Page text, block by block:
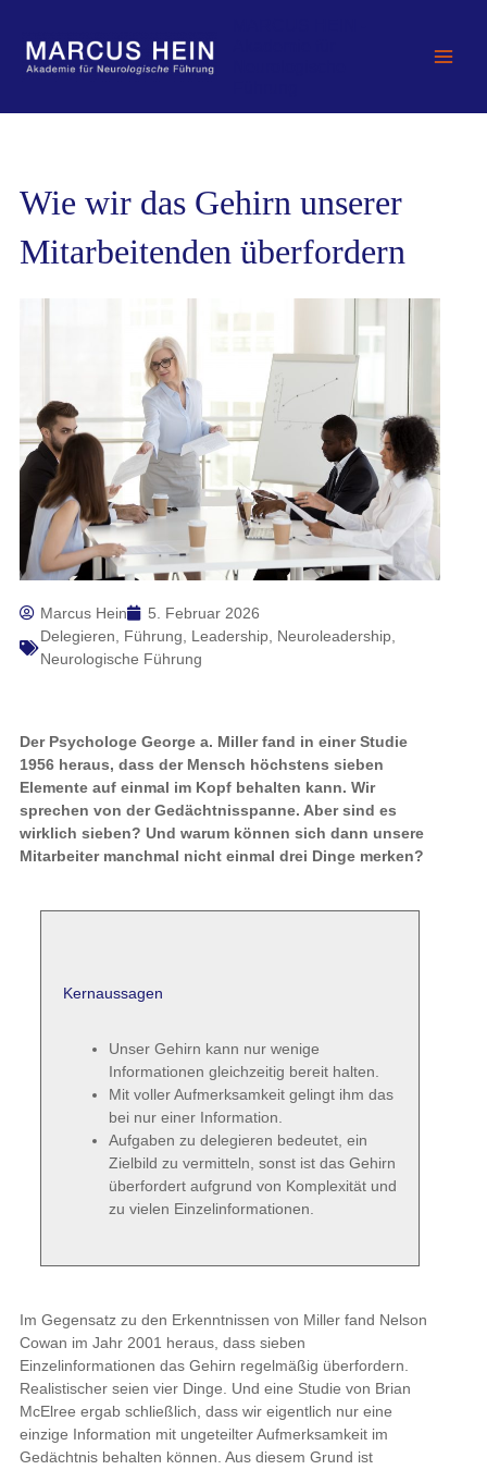
springen
Wie wir das Gehirn unserer
Mitarbeitenden überfordern
Marcus Hein
5. Februar 2026
Delegieren
Führung Leadership, Neuroleadership,
Neurologische Führung
Der Psychologe George a. Miller fand in einer Studie
1956 heraus, dass der Mensch höchstens sieben
Elemente auf einmal im Kopf behalten kann. Wir
sprechen von der Gedächtnisspanne. Aber sind es
wirklich sieben? Und warum können sich dann unsere
Mitarbeiter manchmal nicht einmal drei Dinge merken?
Kernaussagen
Unser Gehirn kann nur wenige
Informationen gleichzeitig bereit halten.
Mit voller Aufmerksamkeit gelingt ihm das
bei nur einer Information.
Aufgaben zu delegieren bedeutet, ein
Zielbild zu vermitteln, sonst ist das Gehirn
überfordert aufgrund von Komplexität und
zu vielen Einzelinformationen.
Im Gegensatz zu den Erkenntnissen von Miller fand Nelson
Cowan im Jahr 2001 heraus, dass sieben
Einzelinformationen das Gehirn regelmäßig überfordern.
Realistischer seien vier Dinge. Und eine Studie von Brian
McElree ergab schließlich, dass wir eigentlich nur eine
einzige Information mit ungeteilter Aufmerksamkeit im
Gedächtnis behalten können. Aus diesem Grund ist